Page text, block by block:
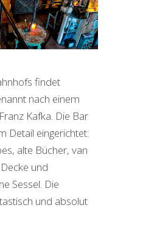
findet
nach einem
Kafka. Die Bar
Detail eingerichtet:
alte Bücher, van
und
Sessel. Die
und absolut